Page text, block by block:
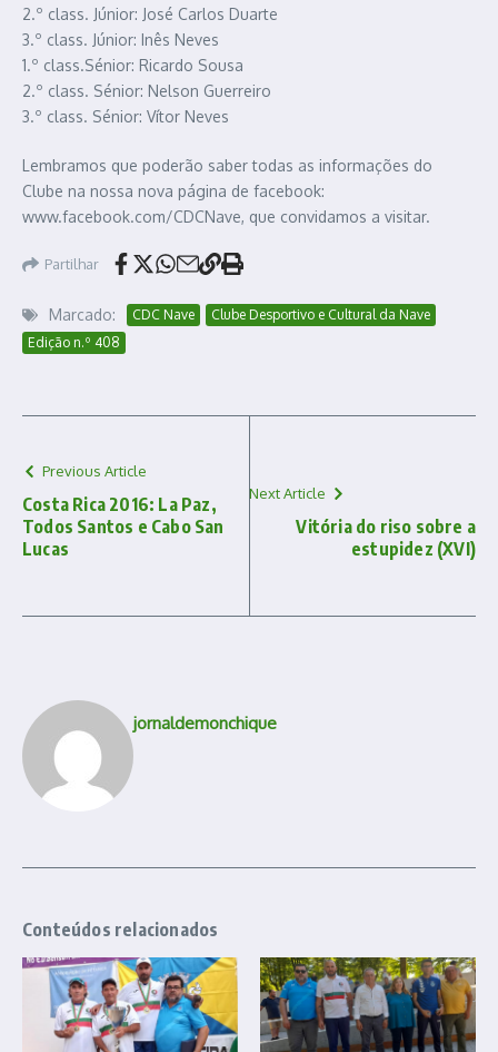
2.º class. Júnior: José Carlos Duarte
3.º class. Júnior: Inês Neves
1.º class.Sénior: Ricardo Sousa
2.º class. Sénior: Nelson Guerreiro
3.º class. Sénior: Vítor Neves
Lembramos que poderão saber todas as informações do
Clube na nossa nova página de facebook:
www.facebook.com/CDCNave, que convidamos a visitar.
Partilhar
Marcado: CDC Nave
Clube Desportivo e Cultural da Nave
Edição n.º 408
Previous Article
Costa Rica 2016: La Paz,
Todos Santos e Cabo San
Lucas
Next Article
Vitória do riso sobre a
estupidez (XVI)
jornaldemonchique
Conteúdos relacionados